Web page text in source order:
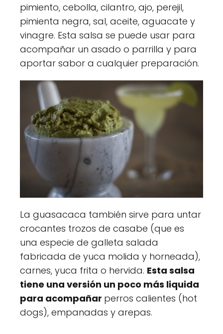
pimiento, cebolla, cilantro, ajo, perejil,
pimienta negra, sal, aceite, aguacate y
vinagre. Esta salsa se puede usar para
acompañar un asado o parrilla y para
aportar sabor a cualquier preparación.
La guasacaca también sirve para untar
crocantes trozos de casabe (que es
una especie de galleta salada
fabricada de yuca molida y horneada),
carnes, yuca frita o hervida. Esta salsa
tiene una versión un poco más liquida
para acompañar perros calientes (hot
dogs), empanadas y arepas.